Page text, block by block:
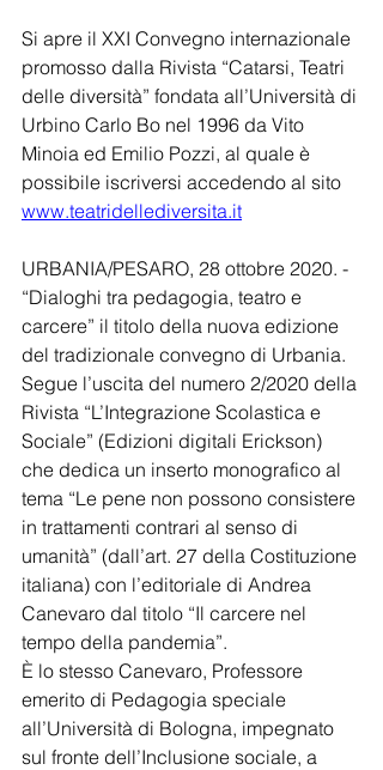
Si apre il XXI Convegno internazionale
promosso dalla Rivista “Catarsi, Teatri
delle diversità” fondata all’Università di
Urbino Carlo Bo nel 1996 da Vito
Minoia ed Emilio Pozzi, al quale è
possibile iscriversi accedendo al sito
www.teatridellediversita.it
URBANIA/PESARO, 28 ottobre 2020. -
“Dialoghi tra pedagogia, teatro e
carcere” il titolo della nuova edizione
del tradizionale convegno di Urbania.
Segue l’uscita del numero 2/2020 della
Rivista “L’Integrazione Scolastica e
Sociale” (Edizioni digitali Erickson)
che dedica un inserto monografico al
tema “Le pene non possono consistere
in trattamenti contrari al senso di
umanità” (dall’art. 27 della Costituzione
italiana) con l’editoriale di Andrea
Canevaro dal titolo “Il carcere nel
tempo della pandemia”.
È lo stesso Canevaro, Professore
emerito di Pedagogia speciale
all’Università di Bologna, impegnato
sul fronte dell’Inclusione sociale, a